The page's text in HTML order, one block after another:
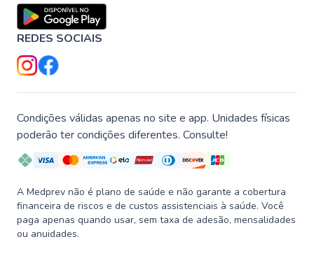
REDES SOCIAIS
Condições válidas apenas no site e app. Unidades físicas
poderão ter condições diferentes. Consulte!
A Medprev não é plano de saúde e não garante a cobertura
financeira de riscos e de custos assistenciais à saúde. Você
paga apenas quando usar, sem taxa de adesão, mensalidades
ou anuidades.